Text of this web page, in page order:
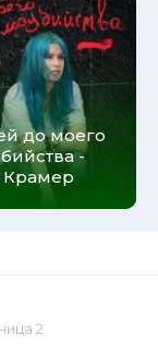
до моего
-
Крамер
2